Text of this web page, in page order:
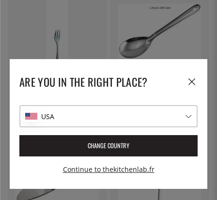
SOLEX
Fourchette à gâteau Laila 148
3 €
ÖSTLIN
Cuillère gastro / cuillère de
7 €
ARE YOU IN THE RIGHT PLACE?
USA
CHANGE COUNTRY
Continue to thekitchenlab.fr